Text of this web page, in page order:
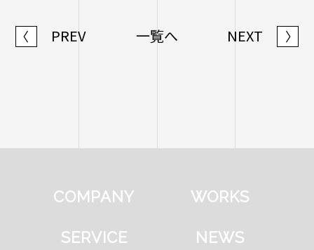
〈 PREV 一覧へ NEXT 〉
COMPANY WORKS
SERVICE NEWS